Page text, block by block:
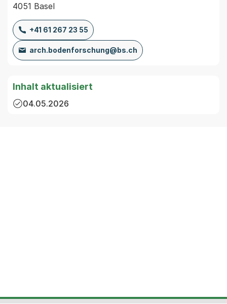
4051 Basel
+41 61 267 23 55
arch.bodenforschung@bs.ch
Inhalt aktualisiert
04.05.2026